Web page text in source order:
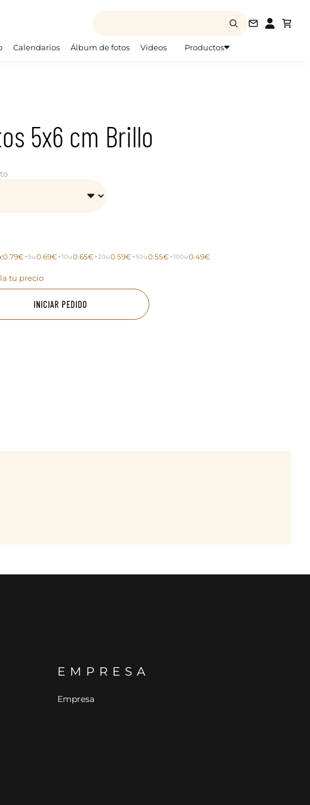
Calendarios Álbum de fotos Videos Productos
5x6 cm Brillo
0.79€ +5u0.69€ +10u0.65€ +20u0.59€ +50u0.55€ +100u0.49€
tu precio
INICIAR PEDIDO
EMPRESA
Empresa